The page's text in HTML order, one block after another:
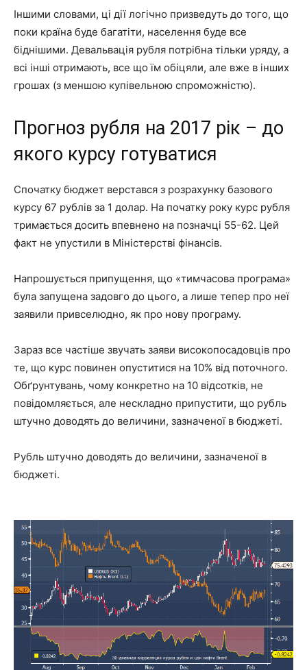
Іншими словами, ці дії логічно призведуть до того, що
поки країна буде багатіти, населення буде все
біднішими. Девальвація рубля потрібна тільки уряду, а
всі інші отримають, все що їм обіцяли, але вже в інших
грошах (з меншою купівельною спроможністю).
Прогноз рубля на 2017 рік – до
якого курсу готуватися
Спочатку бюджет верстався з розрахунку базового
курсу 67 рублів за 1 долар. На початку року курс рубля
тримається досить впевнено на позначці 55-62. Цей
факт не упустили в Міністерстві фінансів.
Напрошується припущення, що «тимчасова програма»
була запущена задовго до цього, а лише тепер про неї
заявили привселюдно, як про нову програму.
Зараз все частіше звучать заяви високопосадовців про
те, що курс повинен опуститися на 10% від поточного.
Обґрунтувань, чому конкретно на 10 відсотків, не
повідомляється, але нескладно припустити, що рубль
штучно доводять до величини, зазначеної в бюджеті.
Рубль штучно доводять до величини, зазначеної в
бюджеті.